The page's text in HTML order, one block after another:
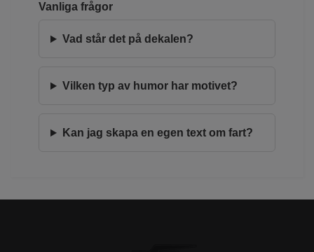
Vanliga frågor
Vad står det på dekalen?
Vilken typ av humor har motivet?
Kan jag skapa en egen text om fart?